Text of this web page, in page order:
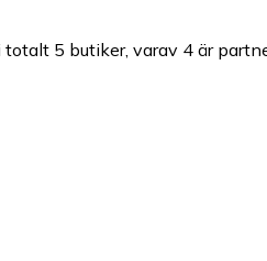
5 butiker, varav 4 är